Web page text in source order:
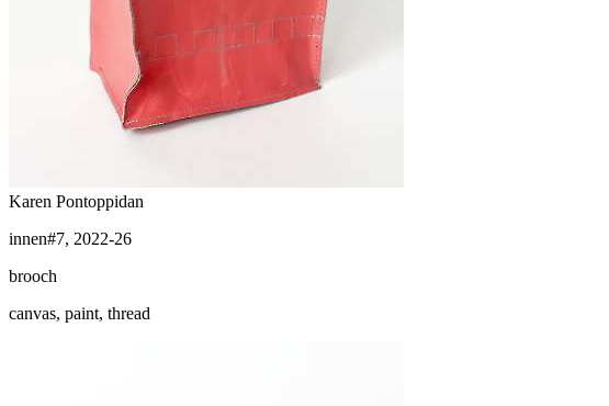
Karen Pontoppidan
innen#7, 2022-26
brooch
canvas, paint, thread